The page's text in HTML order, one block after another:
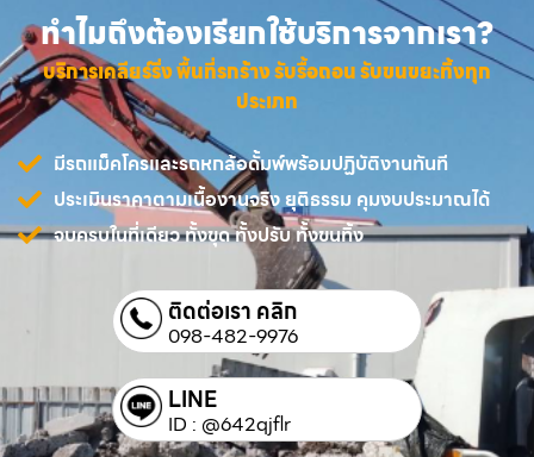
ทำไมถึงต้องเรียกใช้บริการจากเรา?
บริการเคลียร์ริ่ง พื้นที่รกร้าง รับรื้อถอน รับขนขยะทิ้งทุก
ประเภท
มีรถแม็คโครและรถหกล้อดั้มพ์พร้อมปฏิบัติงานทันที
ประเมินราคาตามเนื้องานจริง ยุติธรรม คุมงบประมาณได้
จบครบในที่เดียว ทั้งขุด ทั้งปรับ ทั้งขนทิ้ง
ติดต่อเรา คลิก
098-482-9976
LINE
ID : @642qjflr